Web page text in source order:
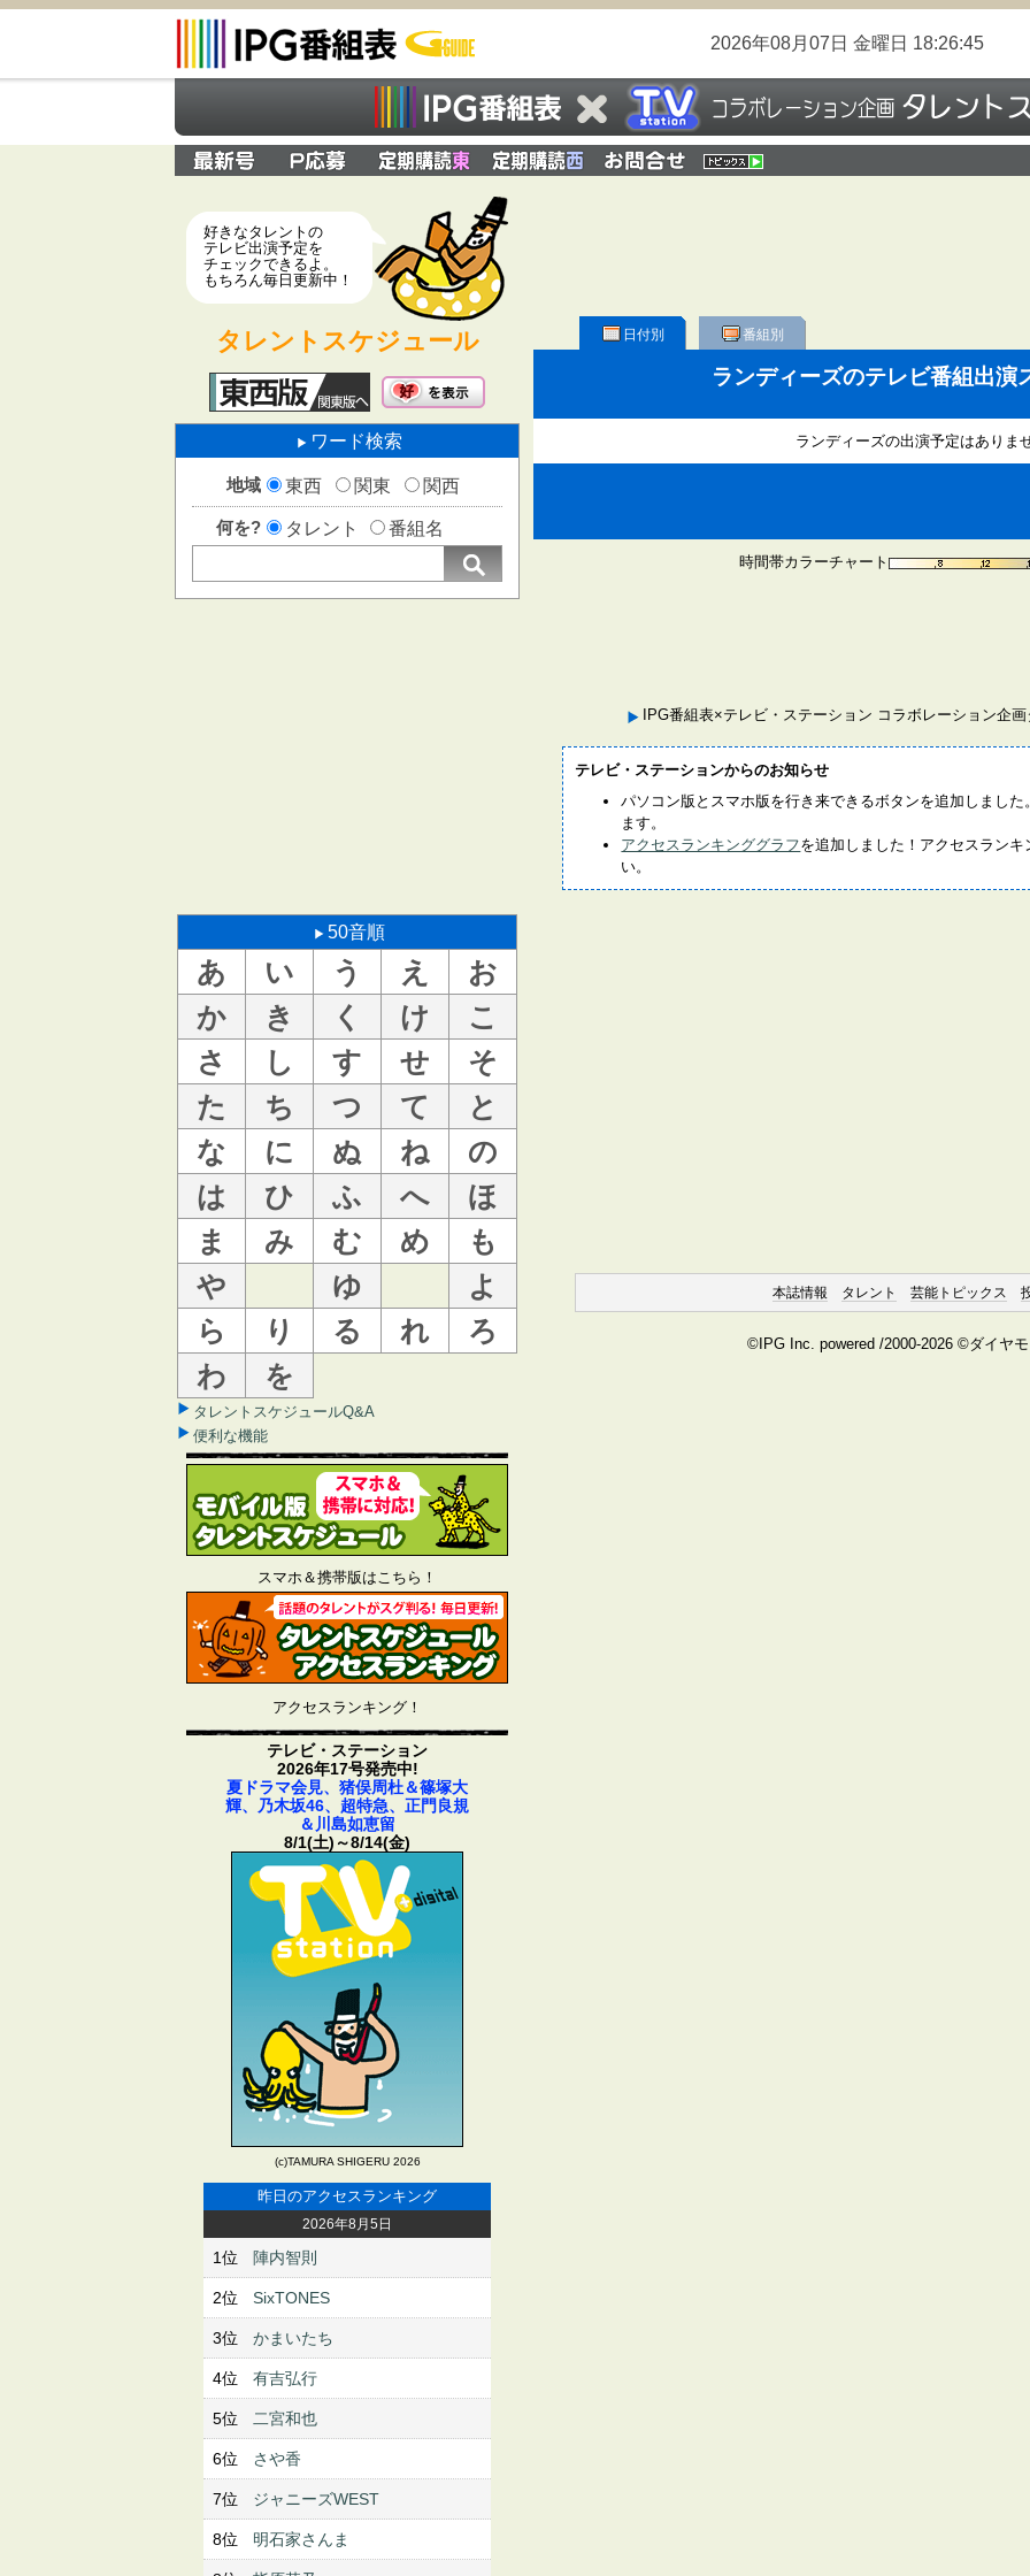
2026年08月07日 金曜日 18:26:46
好きなタレントの
テレビ出演予定を
チェックできるよ。
もちろん毎日更新中！
タレントスケジュール
ワード検索
地域 東西 関東 関西
何を? タレント 番組名
50音順
あ い う え
お
か
き く け
こ
さ
し す せ
そ
た
ち つ て
と
な
に ぬ ね
の
は
ひ ふ へ
ほ
ま
み む め
も
や
ゆ
よ
ら
り る れ
ろ
わ
を
タレントスケジュールQ&A
便利な機能
スマホ＆携帯版はこちら！
アクセスランキング！
テレビ・ステーション
2026年17号発売中!
夏ドラマ会見、猪俣周杜＆篠塚大
輝、乃木坂46、超特急、正門良規
＆川島如恵留
8/1(土)～8/14(金)
(c)TAMURA SHIGERU 2026
昨日のアクセスランキング
2026年8月5日
1位 陣内智則
2位 SixTONES
3位 かまいたち
4位 有吉弘行
5位 二宮和也
6位 さや香
7位 ジャニーズWEST
8位 明石家さんま
日付別 番組別
ランディーズのテレビ番組出演
ランディーズの出演予定はありま
時間帯カラーチャート
IPG番組表×テレビ・ステーション コラボレーション企
テレビ・ステーションからのお知らせ
パソコン版とスマホ版を行き来できるボタンを追加しまし
ます。
アクセスランキンググラフを追加しました！アクセスラン
い。
本誌情報 タレント 芸能トピックス
©IPG Inc. powered /2000-2026 ©ダイヤ